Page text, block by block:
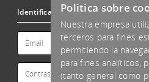
IdentificacióPolitica sobre
Nuestra empresa
terceros para fines
permitiendo la
para fines analíticos,
(tanto general como